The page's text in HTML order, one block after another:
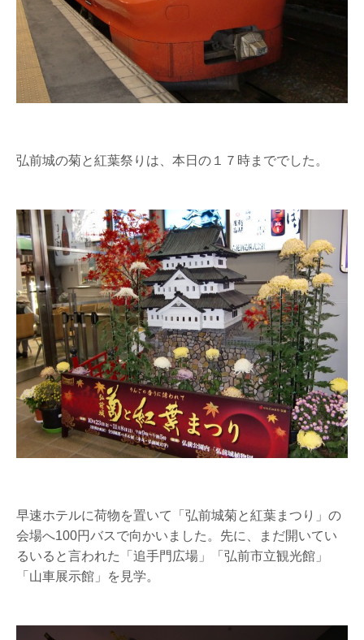
弘前城の菊と紅葉祭りは、本日の１７時まででした。
早速ホテルに荷物を置いて「弘前城菊と紅葉まつり」の
会場へ100円バスで向かいました。先に、まだ開いてい
るいると言われた「追手門広場」「弘前市立観光館」
「山車展示館」を見学。